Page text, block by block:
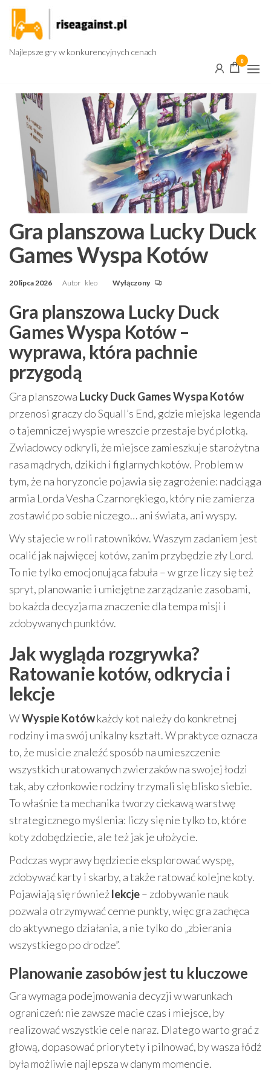
Przejdź
treści
Najlepsze gry w konkurencyjnych cenach
0
Gra planszowa Lucky Duck
Games Wyspa Kotów
20 lipca 2026 Autor kleo Wyłączony
Gra planszowa Lucky Duck
Games Wyspa Kotów –
wyprawa, która pachnie
przygodą
Gra planszowa Lucky Duck Games Wyspa Kotów
przenosi graczy do Squall’s End, gdzie miejska legenda
o tajemniczej wyspie wreszcie przestaje być plotką.
Zwiadowcy odkryli, że miejsce zamieszkuje starożytna
rasa mądrych, dzikich i figlarnych kotów. Problem w
tym, że na horyzoncie pojawia się zagrożenie: nadciąga
armia Lorda Vesha Czarnorękiego, który nie zamierza
zostawić po sobie niczego… ani świata, ani wyspy.
Wy stajecie w roli ratowników. Waszym zadaniem jest
ocalić jak najwięcej kotów, zanim przybędzie zły Lord.
To nie tylko emocjonująca fabuła – w grze liczy się też
spryt, planowanie i umiejętne zarządzanie zasobami,
bo każda decyzja ma znaczenie dla tempa misji i
zdobywanych punktów.
Jak wygląda rozgrywka?
Ratowanie kotów, odkrycia i
lekcje
WWyspie Kotówkażdy kot należy do konkretnej
rodziny i ma swój unikalny kształt. W praktyce oznacza
to, że musicie znaleźć sposób na umieszczenie
wszystkich uratowanych zwierzaków na swojej łodzi
tak, aby członkowie rodziny trzymali się blisko siebie.
To właśnie ta mechanika tworzy ciekawą warstwę
strategicznego myślenia: liczy się nie tylko to, które
koty zdobędziecie, ale też jak je ułożycie.
Podczas wyprawy będziecie eksplorować wyspę,
zdobywać karty i skarby, a także ratować kolejne koty.
Pojawiają się równieżlekcje– zdobywanie nauk
pozwala otrzymywać cenne punkty, więc gra zachęca
do aktywnego działania, a nie tylko do „zbierania
wszystkiego po drodze”.
Planowanie zasobów jest tu kluczowe
Gra wymaga podejmowania decyzji w warunkach
ograniczeń: nie zawsze macie czas i miejsce, by
realizować wszystkie cele naraz. Dlatego warto grać z
głową, dopasować priorytety i pilnować, by wasza łódź
była możliwie najlepsza w danym momencie.